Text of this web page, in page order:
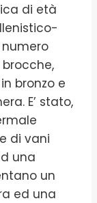
di età
bronzo e
E’ stato,
di vani
una
un
ed una